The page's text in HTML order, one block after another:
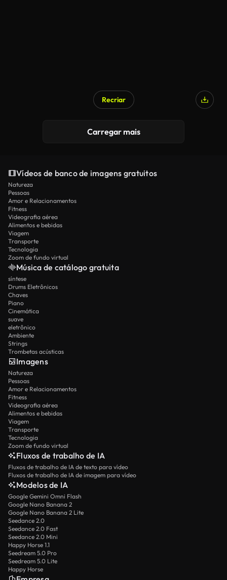
Recriar
Carregar mais
Vídeos de banco de imagens gratuitos
Natureza
Pessoas
Amor e Relacionamentos
Fitness
Videografia aérea
Alimentos e bebidas
Viagem
Transporte
Tecnologia
Zoom de fundo virtual
Música de catálogo gratuita
síntese
Drums Eletrônicos
Chaves
Piano
Cinemática
suave
eletrônico
Ambiente
Strings
Trombetas acústicas
Imagens
Natureza
Pessoas
Amor e Relacionamentos
Fitness
Videografia aérea
Alimentos e bebidas
Viagem
Transporte
Tecnologia
Zoom de fundo virtual
Fluxos de trabalho de IA
Fluxos de trabalho de IA de texto para vídeo
Fluxos de trabalho de IA de imagem para vídeo
Modelos de IA
Google Gemini Omni Flash
Google Nano Banana 2
Google Nano Banana 2 Lite
Seedance 2.0
Seedance 2.0 Fast
Seedance 2.0 Mini
Happy Horse 1.1
Seedream 5.0 Pro
Seedream 5.0 Lite
Happy Horse